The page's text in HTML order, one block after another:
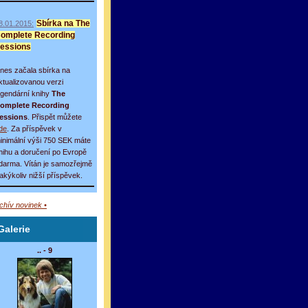
Sbírka na The
Recording
začala sbírka na
verzi
knihy The
Recording
. Přispět můžete
. Za příspěvek v
výši 750 SEK máte
a doručení po Evropě
Vítán je samozřejmě
nižší příspěvek.
novinek •
.. - 9